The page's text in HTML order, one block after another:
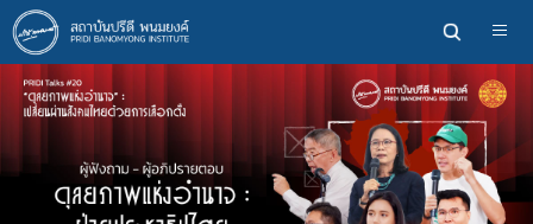
ข้าม
ไป
ยัง
เนื้อหา